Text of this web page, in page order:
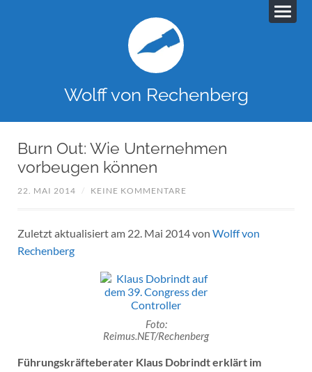
Wolff von Rechenberg
Burn Out: Wie Unternehmen
vorbeugen können
22. MAI 2014 / KEINE KOMMENTARE
Zuletzt aktualisiert am 22. Mai 2014 von Wolff von
Rechenberg
Foto:
Reimus.NET/Rechenberg
Führungskräfteberater Klaus Dobrindt erklärt im